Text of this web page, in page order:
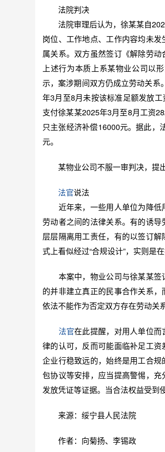
法院判决
法院审理后认为，徐某某自
岗位、工作地点、工作内容均未
属关系。双方虽然签订《解除劳动
上述行为本质上系某物业公司以
示，案涉期间双方仍成立劳动关系
年3月至8月未按该标准足额发放
支付徐某某2025年3月至8月工资
只主张经济补偿16000元。据此，
元。
某物业公司不服一审判决，提出
法官说法
近年来，一些用人单位为降低
劳动者之间的法律关系。有的诱
层层隔离用工责任，有的以签订
式上看似经过“合规设计”，实则是
本案中，物业公司与徐某某签
的并非建立真正的民事合作关系
依法不能作为否定双方存在劳动关
法官在此提醒，对用人单位
律的认可，反而可能面临补足工
企业行稳致远的，始终是用工合
包协议等安排，应当提高警惕，
发放凭证等证据。当合法权益受到
来源：绥宁县人民法院
作者：向菊扬、李锡政